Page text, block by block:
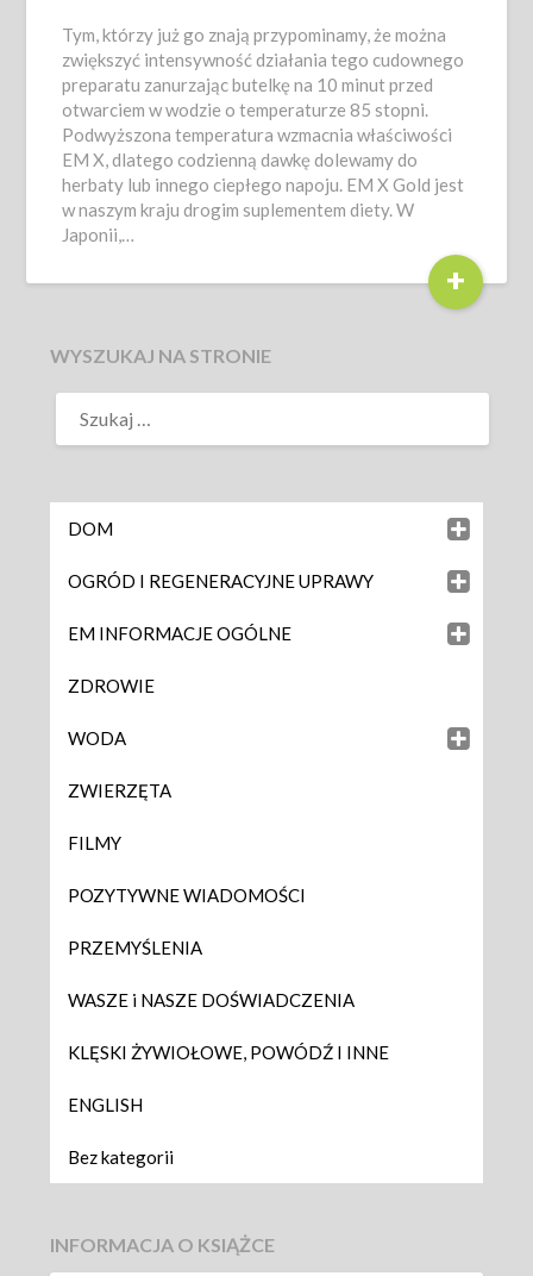
Tym, którzy już go znają przypominamy, że można
zwiększyć intensywność działania tego cudownego
preparatu zanurzając butelkę na 10 minut przed
otwarciem w wodzie o temperaturze 85 stopni.
Podwyższona temperatura wzmacnia właściwości
EM X, dlatego codzienną dawkę dolewamy do
herbaty lub innego ciepłego napoju. EM X Gold jest
w naszym kraju drogim suplementem diety. W
Japonii,…
+
WYSZUKAJ NA STRONIE
DOM
OGRÓD I REGENERACYJNE UPRAWY
EM INFORMACJE OGÓLNE
ZDROWIE
WODA
ZWIERZĘTA
FILMY
POZYTYWNE WIADOMOŚCI
PRZEMYŚLENIA
WASZE i NASZE DOŚWIADCZENIA
KLĘSKI ŻYWIOŁOWE, POWÓDŹ I INNE
ENGLISH
Bez kategorii
INFORMACJA O KSIĄŻCE